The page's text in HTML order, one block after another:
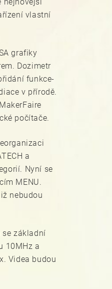
vlastní
grafiky
Dozimetr
funkce-
v přírodě.
počítače.
a
Nyní se
MENU.
nebudou
se základní
10MHz a
Videa budou